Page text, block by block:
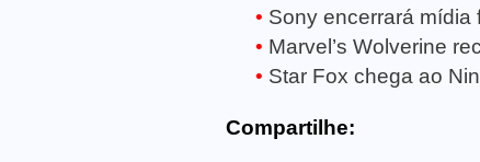
Sony encerrará mídia
Marvel’s Wolverine
Star Fox chega ao
Compartilhe: